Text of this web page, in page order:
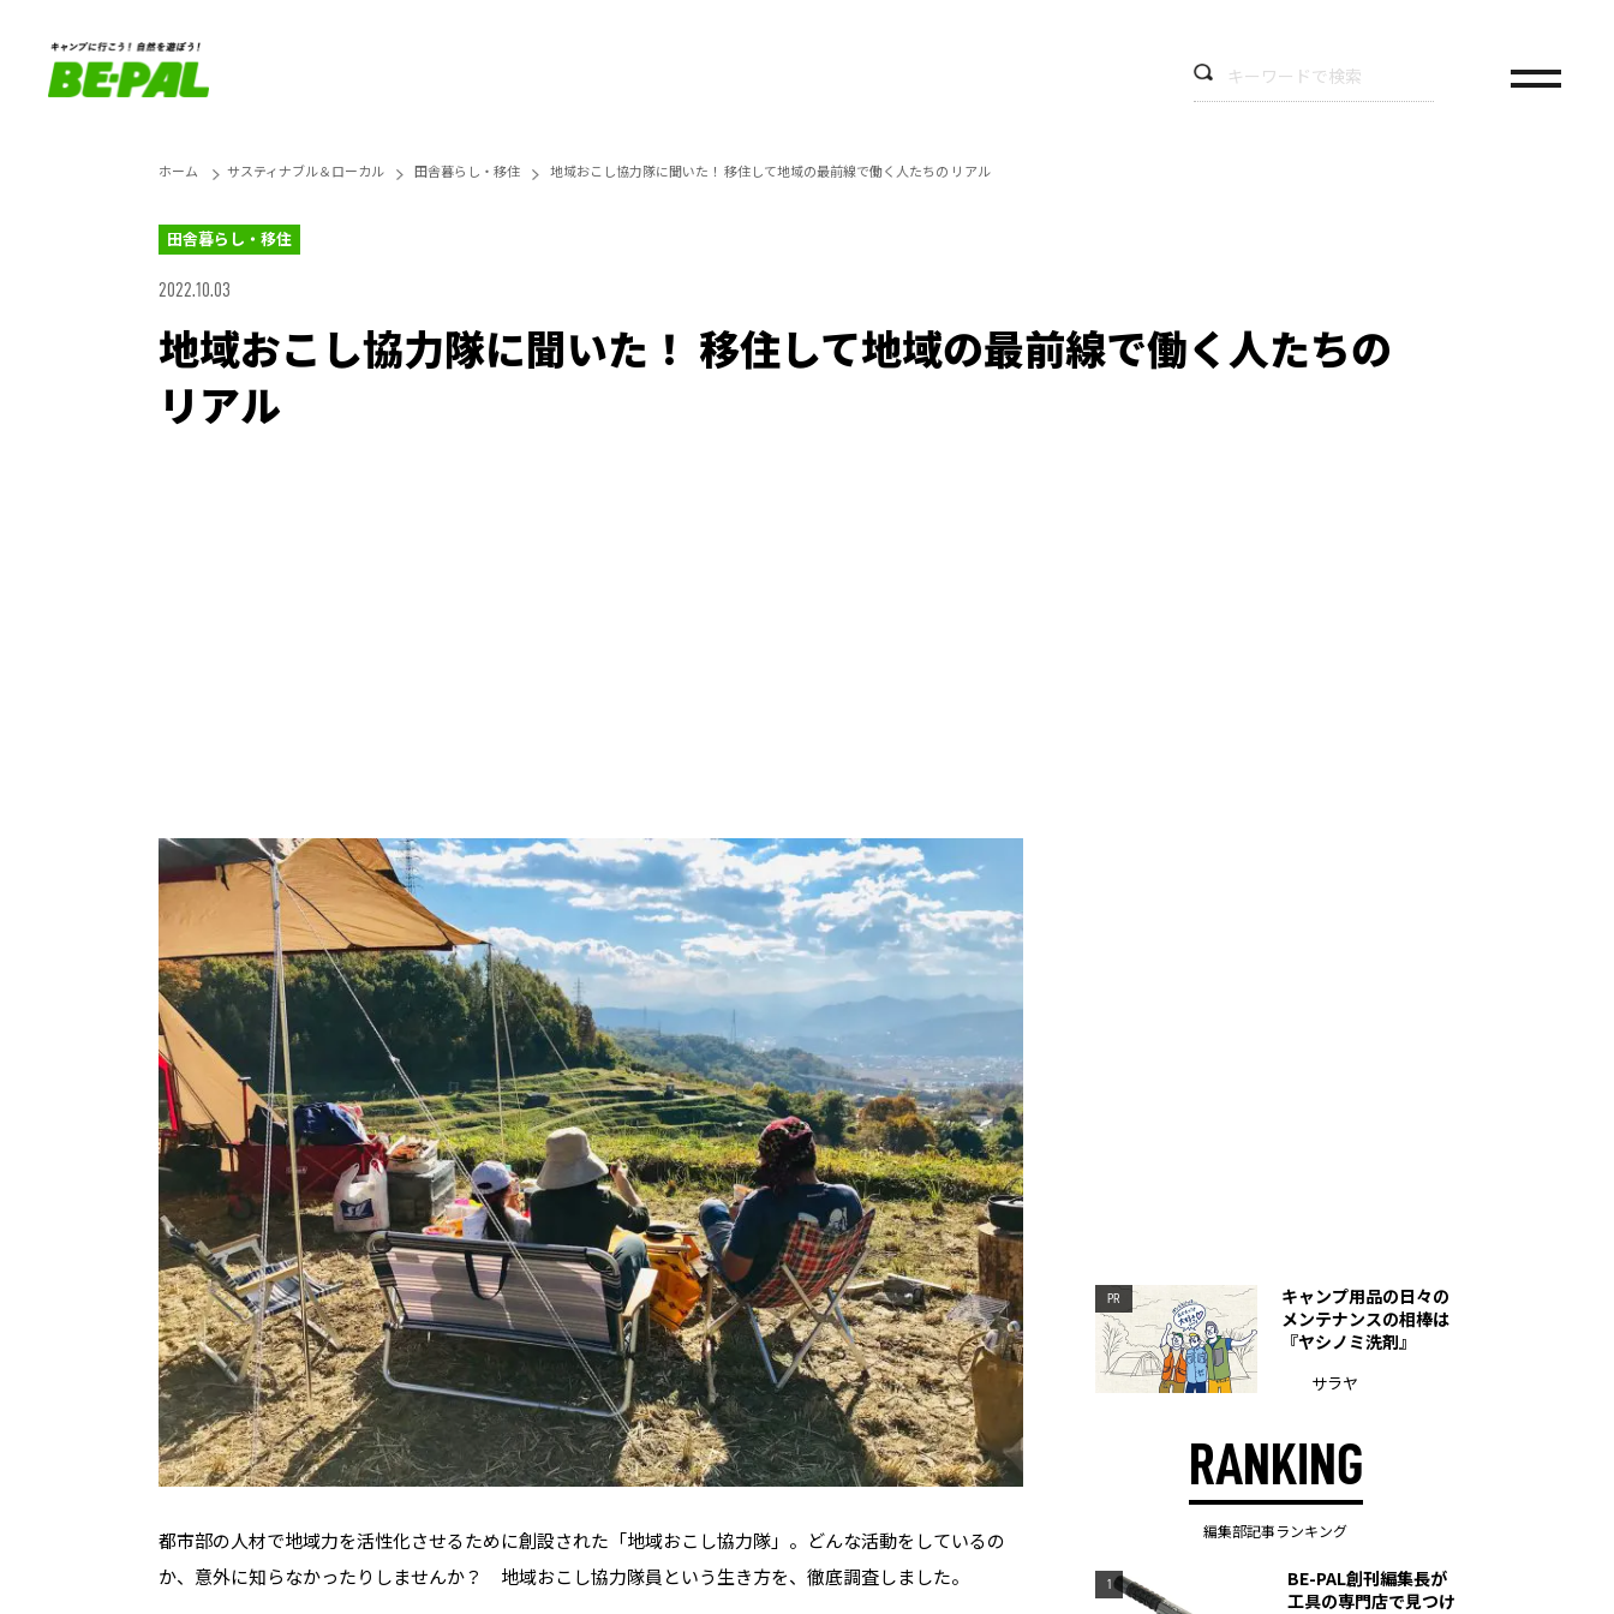
ホーム サスティナブル＆ローカル 田舎暮らし・移住 地域おこし協力隊に聞いた！ 移住して地域の最前線で働く人たちの リアル
田舎暮らし・移住
2022.10.03
地域おこし協力隊に聞いた！ 移住して地域の最前線で働く人たちの
リアル
都市部の人材で地域力を活性化させるために創設された「地域おこし協力隊」。どんな活動をしているの
か、意外に知らなかったりしませんか？ 地域おこし協力隊員という生き方を、徹底調査しました。
PR
キャンプ用品の日々の
メンテナンスの相棒は
『ヤシノミ洗剤』
サラヤ
RANKING
編集部記事ランキング
1
BE-PAL創刊編集長が
工具の専門店で見つけ